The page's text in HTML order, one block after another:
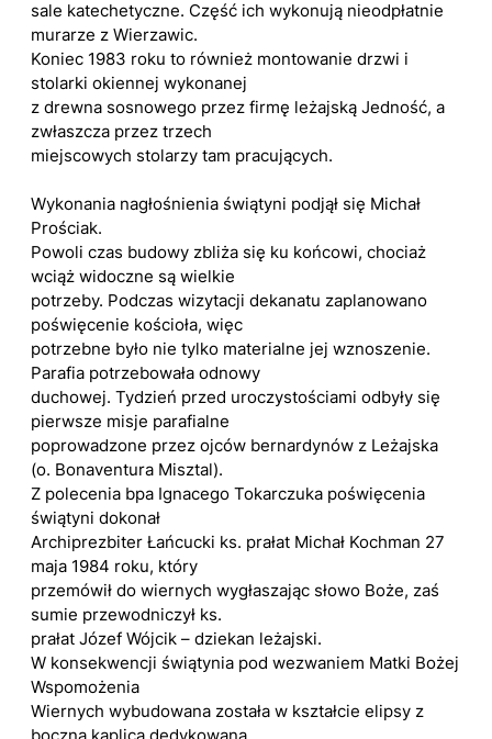
sale katechetyczne. Część ich wykonują nieodpłatnie
murarze z Wierzawic.
Koniec 1983 roku to również montowanie drzwi i
stolarki okiennej wykonanej
z drewna sosnowego przez firmę leżajską Jedność, a
zwłaszcza przez trzech
miejscowych stolarzy tam pracujących.
Wykonania nagłośnienia świątyni podjął się Michał
Prościak.
Powoli czas budowy zbliża się ku końcowi, chociaż
wciąż widoczne są wielkie
potrzeby. Podczas wizytacji dekanatu zaplanowano
poświęcenie kościoła, więc
potrzebne było nie tylko materialne jej wznoszenie.
Parafia potrzebowała odnowy
duchowej. Tydzień przed uroczystościami odbyły się
pierwsze misje parafialne
poprowadzone przez ojców bernardynów z Leżajska
(o. Bonaventura Misztal).
Z polecenia bpa Ignacego Tokarczuka poświęcenia
świątyni dokonał
Archiprezbiter Łańcucki ks. prałat Michał Kochman 27
maja 1984 roku, który
przemówił do wiernych wygłaszając słowo Boże, zaś
sumie przewodniczył ks.
prałat Józef Wójcik – dziekan leżajski.
W konsekwencji świątynia pod wezwaniem Matki Bożej
Wspomożenia
Wiernych wybudowana została w kształcie elipsy z